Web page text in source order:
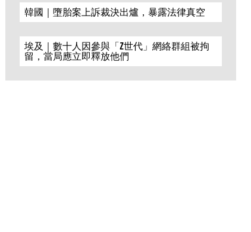
韓國｜墮胎案上訴裁決出爐，暴露法律真空
埃及｜數十人因參與「Z世代」網絡群組被拘
留，當局應立即釋放他們